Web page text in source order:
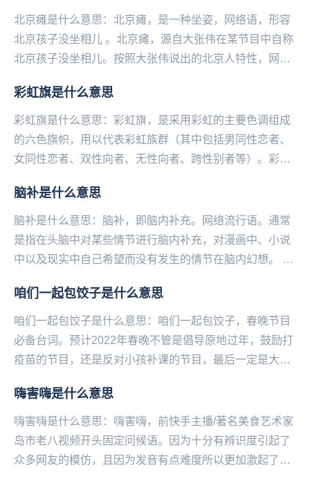
北京瘫是什么意思：北京瘫，是一种坐姿，网络语，形容
北京孩子没坐相儿 。北京瘫，源自大张伟在某节目中自称
北京孩子没坐相儿。按照大张伟说出的北京人特性，网友
彩虹旗是什么意思
彩虹旗是什么意思：彩虹旗，是采用‌‌‌‌‌‌‌‌‌‌彩虹的主要色调组成
的六色旗帜，用以代表彩虹族群（其中包括男同性恋者、
女同性恋者、双性向者、无性向者、跨性别者等）。彩虹
脑补是什么意思
脑补是什么意思：脑补，即脑内补充。网络流行语。通常
是指在头脑中对某些情节进行脑内补充，对漫画中、小说
中以及现实中自己希望而没有发生的情节在脑内幻想。 脑
咱们一起包饺子是什么意思
咱们一起包饺子是什么意思：咱们一起包饺子，春‌‌‌‌‌‌‌‌‌‌‌‌‌晚节目
必备台词。预计2022年春晚不管是倡导原地过年，鼓励打
疫苗的节目，还是反对小孩补课的节目，最后一定是大家
嗨害嗨是什么意思
嗨害嗨是什么意思：嗨害嗨，前快手主播/著名‌‌‌‌‌‌美食艺术家
岛市老八视频开头固定问候语。因为十分有辨识度引起了
众多网友的模仿，且因为发音有点难度所以更加激起了大